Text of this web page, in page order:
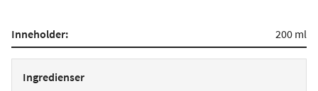
Inneholder: 200 ml
Ingredienser